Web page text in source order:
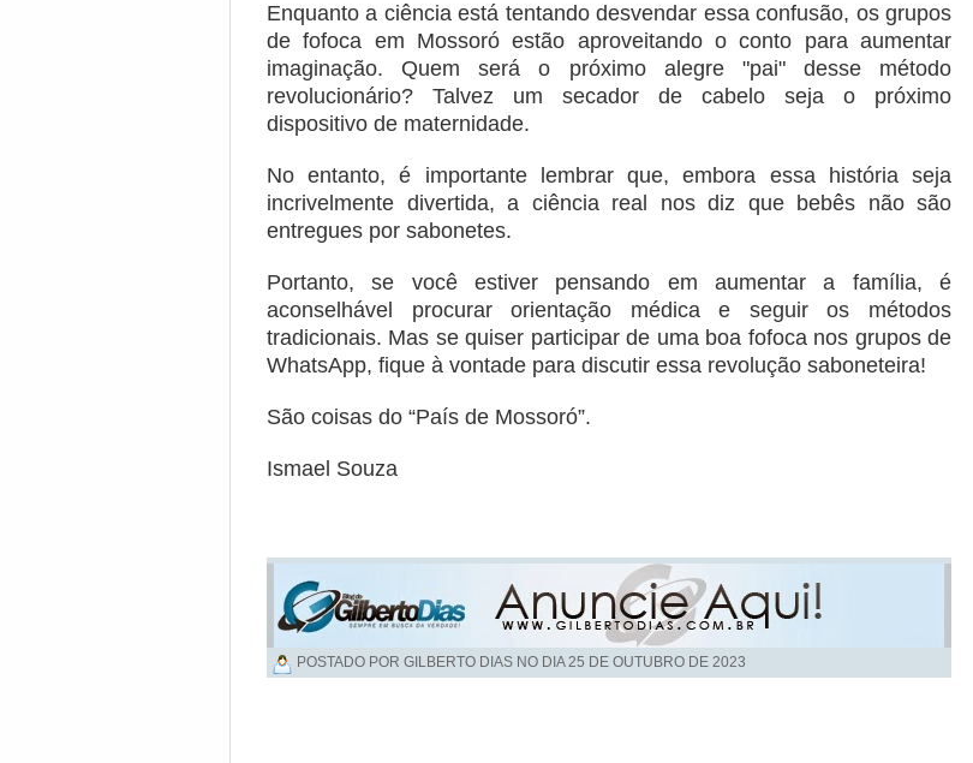
Enquanto a ciência está tentando desvendar essa confusão, os grupos
de fofoca em Mossoró estão aproveitando o conto para aumentar
imaginação. Quem será o próximo alegre "pai" desse método
revolucionário? Talvez um secador de cabelo seja o próximo
dispositivo de maternidade.
No entanto, é importante lembrar que, embora essa história seja
incrivelmente divertida, a ciência real nos diz que bebês não são
entregues por sabonetes.
Portanto, se você estiver pensando em aumentar a família, é
aconselhável procurar orientação médica e seguir os métodos
tradicionais. Mas se quiser participar de uma boa fofoca nos grupos de
WhatsApp, fique à vontade para discutir essa revolução saboneteira!
São coisas do “País de Mossoró”.
Ismael Souza
POSTADO POR GILBERTO DIAS NO DIA25 DE OUTUBRO DE 2023